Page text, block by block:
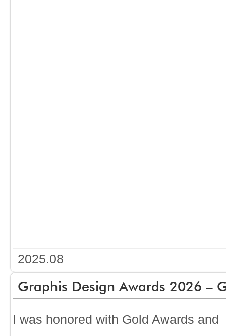
2025.08
Graphis Design Awards 2026 –
I was honored with Gold Awards